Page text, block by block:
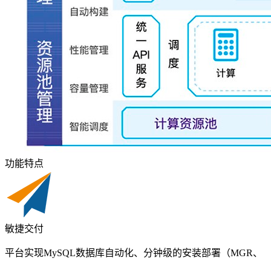
功能特点
敏捷交付
平台实现MySQL数据库自动化、分钟级的安装部署（MGR、